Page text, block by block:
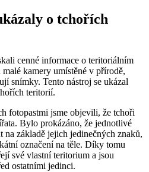
o tchořích
cenné informace o teritoriálním
kamery umístěné v přírodě,
snímky. Tento nástroj se ukázal
teritorií.
fotopastmi jsme objevili, že tchoři
Bylo prokázáno, že jednotlivé
základě jejich jedinečných znaků,
označení na těle. Díky tomu
své vlastní teritorium a jsou
ostatními jedinci.